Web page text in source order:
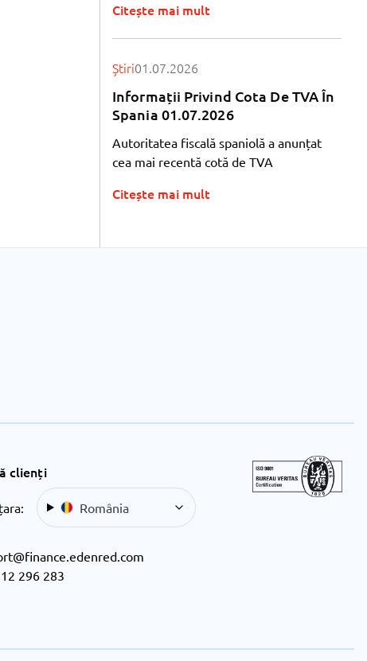
Citește mai mult
Știri01.07.2026
Informații Privind Cota De TVA În
Spania 01.07.2026
Autoritatea fiscală spaniolă a anunțat
cea mai recentă cotă de TVA
Citește mai mult
clienți
România
296 283